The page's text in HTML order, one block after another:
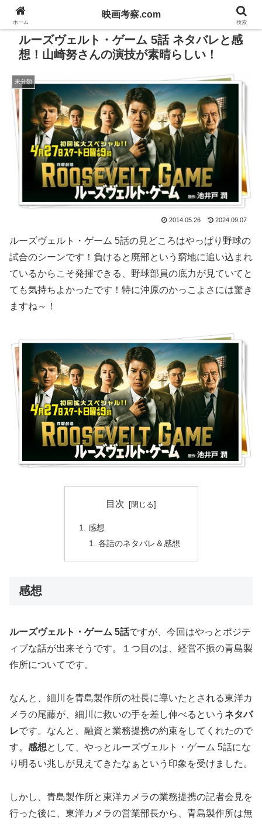
ルーズヴェルト・ゲーム 5話 ネタバレと感
想！山崎努さんの演技が素晴らしい！
未分類
2014.05.26 2024.09.07
ルーズヴェルト・ゲーム 5話の見どころはやっぱり野球の
試合のシーンです！負けると廃部という窮地に追い込まれ
ているからこそ発揮できる、野球部員の底力が見ていてと
ても気持ちよかったです！特に沖原のかっこよさには驚き
ますね～！
目次
感想
各話のネタバレ＆感想
感想
ルーズヴェルト・ゲーム 5話ですが、今回はやっとポジテ
ィブな話が出来そうです。１つ目のは、経営不振の青島製
作所についてです。
なんと、細川を青島製作所の社長に導いたとされる東洋カ
メラの尾藤が、細川に救いの手を差し伸べるという ネタバ
レです。なんと、融資と業務提携の約束をしてくれたので
す。 感想として、やっとルーズヴェルト・ゲーム 5話にな
り明るい兆しが見えてきたなぁという印象を受けました。
しかし、青島製作所と東洋カメラの業務提携の記者会見を
行った後に、東洋カメラの営業部長から、青島製作所は無
ホーム
映画考察.com
検索